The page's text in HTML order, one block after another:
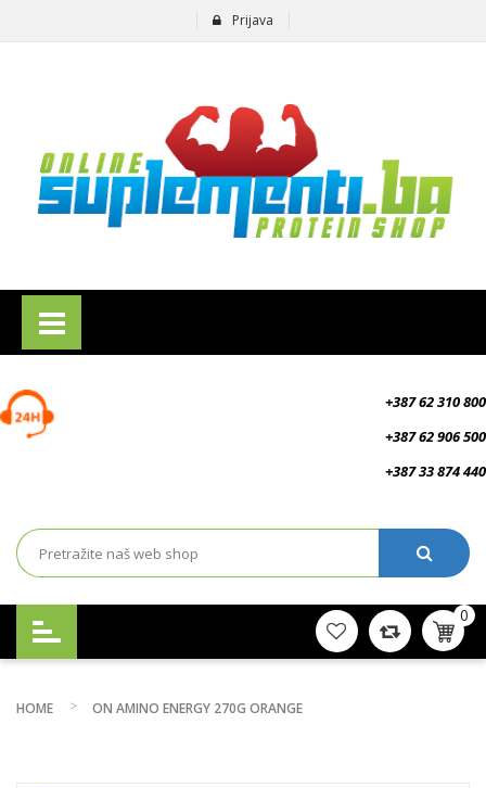
Prijava
+387 62 310 800
+387 62 906 500
+387 33 874 440
0
HOME ON AMINO ENERGY 270G ORANGE